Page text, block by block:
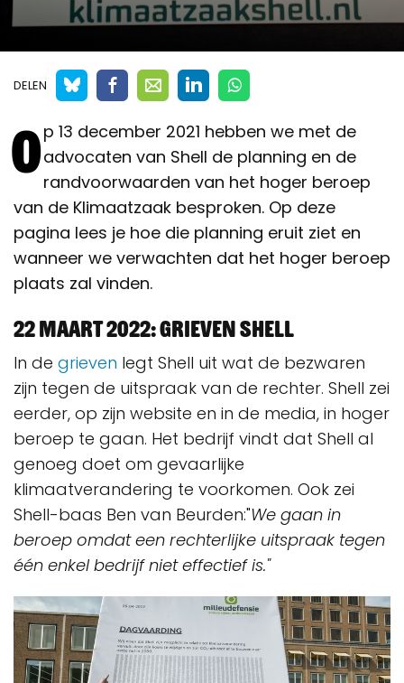
DELEN
Op 13 december 2021 hebben we met de
advocaten van Shell de planning en de
randvoorwaarden van het hoger beroep
van de Klimaatzaak besproken. Op deze
pagina lees je hoe die planning eruit ziet en
wanneer we verwachten dat het hoger beroep
plaats zal vinden.
22 maart 2022: grieven Shell
In de grieven legt Shell uit wat de bezwaren
zijn tegen de uitspraak van de rechter. Shell zei
eerder, op zijn website en in de media, in hoger
beroep te gaan. Het bedrijf vindt dat Shell al
genoeg doet om gevaarlijke
klimaatverandering te voorkomen. Ook zei
Shell-baas Ben van Beurden:"We gaan in
beroep omdat een rechterlijke uitspraak tegen
één enkel bedrijf niet effectief is."